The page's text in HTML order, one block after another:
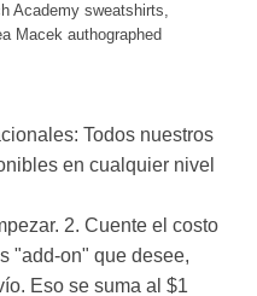
Academy sweatshirts,
Macek authographed
Todos nuestros
en cualquier nivel
2. Cuente el costo
"add-on" que desee,
Eso se suma al $1